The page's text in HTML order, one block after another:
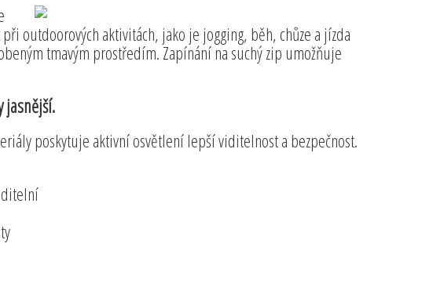
outdoorových aktivitách, jako je jogging, běh, chůze a jízda
tmavým prostředím. Zapínání na suchý zip umožňuje
jasnější.
poskytuje aktivní osvětlení lepší viditelnost a bezpečnost.